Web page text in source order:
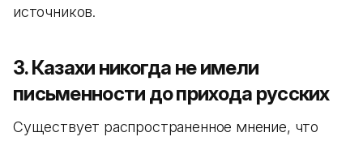
источников.
3. Казахи никогда не имели
письменности до прихода русских
Существует распространенное мнение, что